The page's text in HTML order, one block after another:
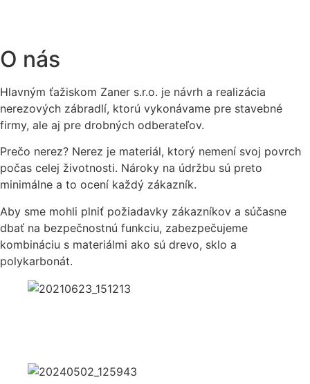
O nás
Hlavným ťažiskom Zaner s.r.o. je návrh a realizácia
nerezových zábradlí, ktorú vykonávame pre stavebné
firmy, ale aj pre drobných odberateľov.
Prečo nerez? Nerez je materiál, ktorý nemení svoj povrch
počas celej životnosti. Nároky na údržbu sú preto
minimálne a to ocení každý zákazník.
Aby sme mohli plniť požiadavky zákazníkov a súčasne
dbať na bezpečnostnú funkciu, zabezpečujeme
kombináciu s materiálmi ako sú drevo, sklo a
polykarbonát.